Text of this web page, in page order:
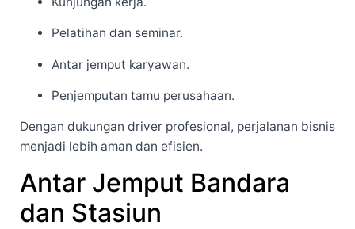
Pelatihan dan seminar.
Antar jemput karyawan.
Penjemputan tamu perusahaan.
Dengan dukungan driver profesional, perjalanan bisnis
menjadi lebih aman dan efisien.
Antar Jemput Bandara
dan Stasiun